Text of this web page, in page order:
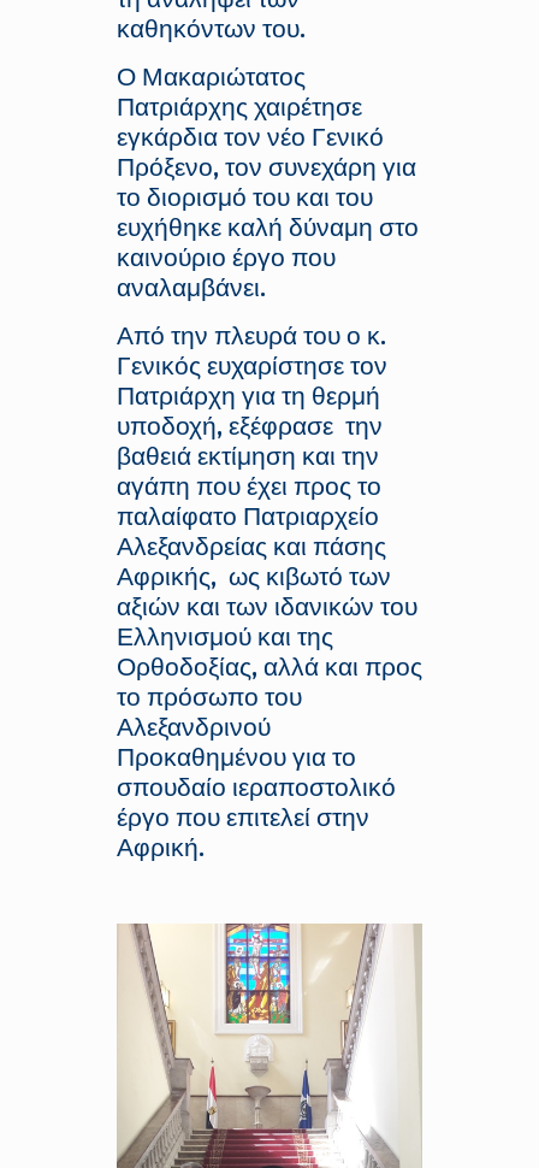
καθηκόντων του.
Ο Μακαριώτατος
Πατριάρχης χαιρέτησε
εγκάρδια τον νέο Γενικό
Πρόξενο, τον συνεχάρη για
το διορισμό του και του
ευχήθηκε καλή δύναμη στο
καινούριο έργο που
αναλαμβάνει.
Από την πλευρά του ο κ.
Γενικός ευχαρίστησε τον
Πατριάρχη για τη θερμή
υποδοχή, εξέφρασε την
βαθειά εκτίμηση και την
αγάπη που έχει προς το
παλαίφατο Πατριαρχείο
Αλεξανδρείας και πάσης
Αφρικής, ως κιβωτό των
αξιών και των ιδανικών του
Ελληνισμού και της
Ορθοδοξίας, αλλά και προς
το πρόσωπο του
Αλεξανδρινού
Προκαθημένου για το
σπουδαίο ιεραποστολικό
έργο που επιτελεί στην
Αφρική.